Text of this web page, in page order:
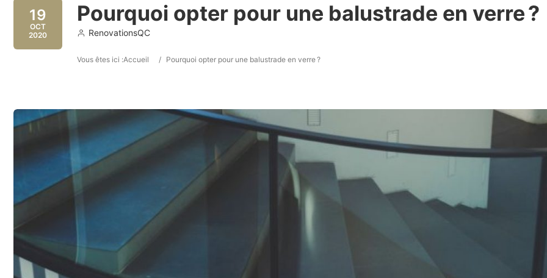
19
OCT
2020
Pourquoi opter pour une balustrade en verre ?
RenovationsQC
Vous êtes ici :Accueil / Pourquoi opter pour une balustrade en verre ?